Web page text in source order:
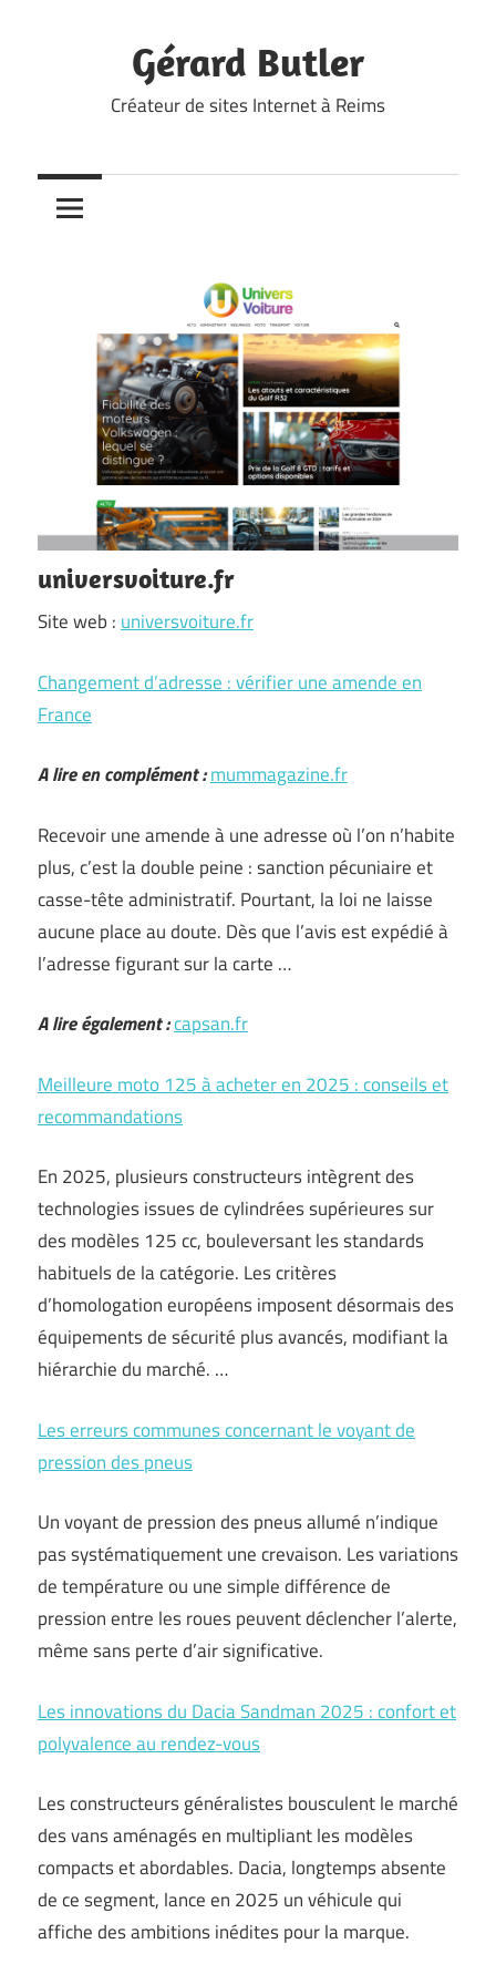
Gérard Butler
Créateur de sites Internet à Reims
universvoiture.fr
Site web : universvoiture.fr
Changement d’adresse : vérifier une amende en
France
A lire en complément :mummagazine.fr
Recevoir une amende à une adresse où l’on n’habite
plus, c’est la double peine : sanction pécuniaire et
casse-tête administratif. Pourtant, la loi ne laisse
aucune place au doute. Dès que l’avis est expédié à
l’adresse figurant sur la carte …
A lire également :capsan.fr
Meilleure moto 125 à acheter en 2025 : conseils et
recommandations
En 2025, plusieurs constructeurs intègrent des
technologies issues de cylindrées supérieures sur
des modèles 125 cc, bouleversant les standards
habituels de la catégorie. Les critères
d’homologation européens imposent désormais des
équipements de sécurité plus avancés, modifiant la
hiérarchie du marché. …
Les erreurs communes concernant le voyant de
pression des pneus
Un voyant de pression des pneus allumé n’indique
pas systématiquement une crevaison. Les variations
de température ou une simple différence de
pression entre les roues peuvent déclencher l’alerte,
même sans perte d’air significative.
Les innovations du Dacia Sandman 2025 : confort et
polyvalence au rendez-vous
Les constructeurs généralistes bousculent le marché
des vans aménagés en multipliant les modèles
compacts et abordables. Dacia, longtemps absente
de ce segment, lance en 2025 un véhicule qui
affiche des ambitions inédites pour la marque.